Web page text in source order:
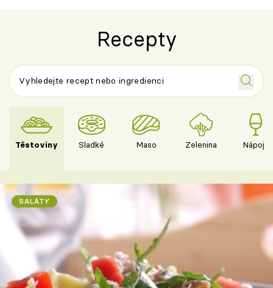
Recepty
Těstoviny Sladké Maso Zelenina Nápoje
SALÁTY